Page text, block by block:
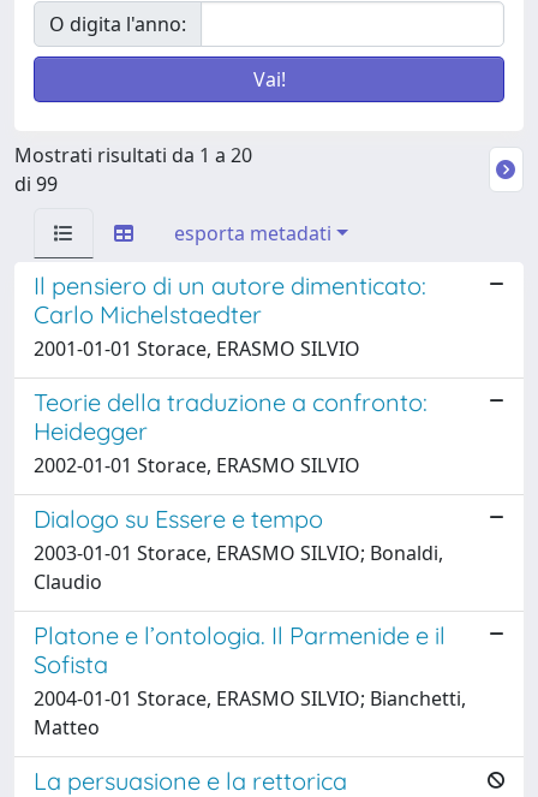
O digita l'anno:
Mostrati risultati da 1 a 20
di 99
esporta metadati
Il pensiero di un autore dimenticato:
Carlo Michelstaedter
2001-01-01 Storace, ERASMO SILVIO
Teorie della traduzione a confronto:
Heidegger
2002-01-01 Storace, ERASMO SILVIO
Dialogo su Essere e tempo
2003-01-01 Storace, ERASMO SILVIO; Bonaldi,
Claudio
Platone e l’ontologia. Il Parmenide e il
Sofista
2004-01-01 Storace, ERASMO SILVIO; Bianchetti,
Matteo
La persuasione e la rettorica